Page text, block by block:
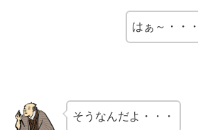
はぁ～・・
そうなんだよ・・・